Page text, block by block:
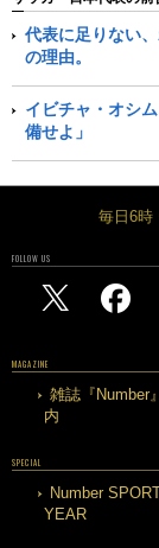
代表に足りない
の理由。
イビチャ・オシ
備せよ」
毎日6時
FOLLOW US
MAGAZINE
雑誌『Number
内
SPECIAL
Number
YEAR